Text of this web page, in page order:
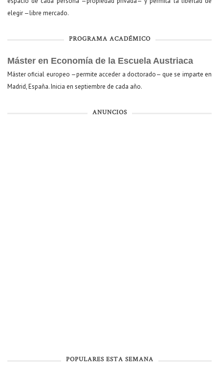
elegir —libre mercado.
PROGRAMA ACADÉMICO
Máster en Economía de la Escuela Austriaca
Máster oficial europeo —permite acceder a doctorado— que se imparte en
Madrid, España. Inicia en septiembre de cada año.
ANUNCIOS
POPULARES ESTA SEMANA